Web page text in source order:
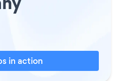
in action